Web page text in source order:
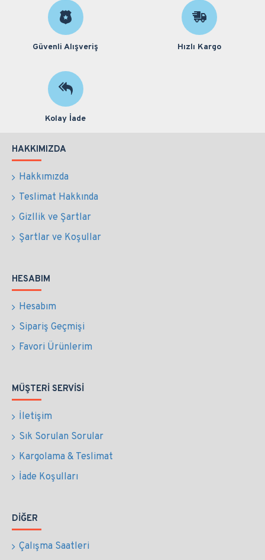
Güvenli Alışveriş Hızlı Kargo
Kolay İade
HAKKIMIZDA
Hakkımızda
Teslimat Hakkında
Gizllik ve Şartlar
Şartlar ve Koşullar
HESABIM
Hesabım
Sipariş Geçmişi
Favori Ürünlerim
MÜŞTERI SERVISI
İletişim
Sık Sorulan Sorular
Kargolama & Teslimat
İade Koşulları
DIĞER
Çalışma Saatleri